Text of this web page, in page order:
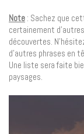
Note : Sachez que
certainement
découvertes.
d’autres phrases en
Une liste sera faite
paysages.